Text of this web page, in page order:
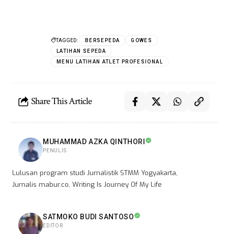
TAGGED: BERSEPEDA
GOWES
LATIHAN SEPEDA
MENU LATIHAN ATLET PROFESIONAL
Share This Article
MUHAMMAD AZKA QINTHORI
PENULIS
Lulusan program studi Jurnalistik STMM Yogyakarta,
Jurnalis mabur.co, Writing Is Journey Of My Life
SATMOKO BUDI SANTOSO
EDITOR